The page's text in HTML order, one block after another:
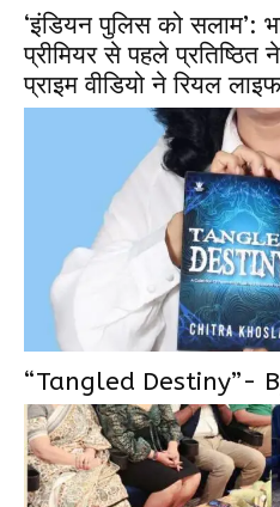
‘इंडियन पुलिस को सलाम’:
प्रीमियर से पहले
प्राइम वीडियो ने रियल
“Tangled Destiny”-